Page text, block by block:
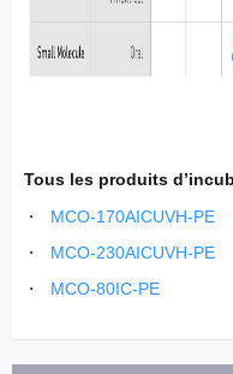
Tous les produits
MCO-170AICUVH-PE
MCO-230AICUVH-PE
MCO-80IC-PE